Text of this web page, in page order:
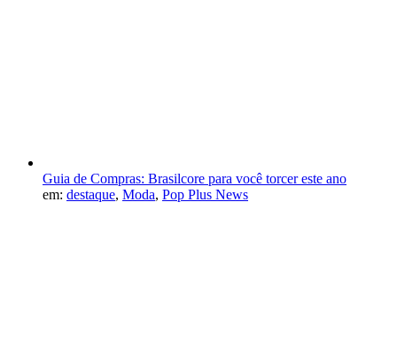
Guia de Compras: Brasilcore para você torcer este ano
em: destaque, Moda, Pop Plus News